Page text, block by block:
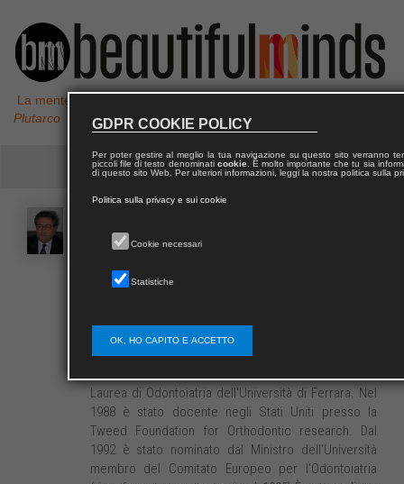
La mente non è un vaso da riempire, ma un fuoco da accendere,
Plutarco
Giuseppe Siciliani, Professore ordinario di
specializzazione in Ortodonzia presso l'università di
Ferrara, carica che ancora oggi ricopre.Nel 1991 è
Laurea di Odontoiatria dell'Università di Ferrara. Nel
1988 è stato docente negli Stati Uniti presso la
Tweed Foundation for Orthodontic research. Dal
1992 è stato nominato dal Ministro dell'Università
membro del Comitato Europeo per l'Odontoiatria
GDPR COOKIE POLICY
Per poter gestire al meglio la tua navigazione su questo sito verranno
piccoli file di testo denominati cookie. È molto importante che tu sia
di questo sito Web. Per ulteriori informazioni, leggi la nostra politica sulla
Politica sulla privacy e sui cookie
Cookie necessari
Statistiche
OK, HO CAPITO E ACCETTO